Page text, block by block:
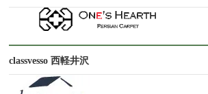
classvesso 西軽井沢